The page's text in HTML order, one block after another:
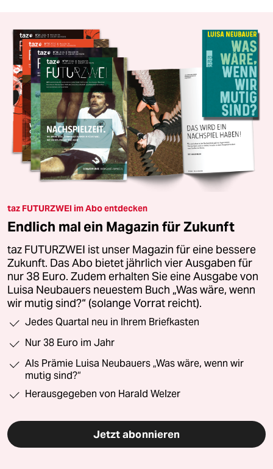
taz FUTURZWEI im Abo entdecken
Endlich mal ein Magazin für Zukunft
taz FUTURZWEI ist unser Magazin für eine bessere
Zukunft. Das Abo bietet jährlich vier Ausgaben für
nur 38 Euro. Zudem erhalten Sie eine Ausgabe von
Luisa Neubauers neuestem Buch „Was wäre, wenn
wir mutig sind?“ (solange Vorrat reicht).
Jedes Quartal neu in Ihrem Briefkasten
Nur 38 Euro im Jahr
Als Prämie Luisa Neubauers „Was wäre, wenn wir
mutig sind?“
Herausgegeben von Harald Welzer
Jetzt abonnieren